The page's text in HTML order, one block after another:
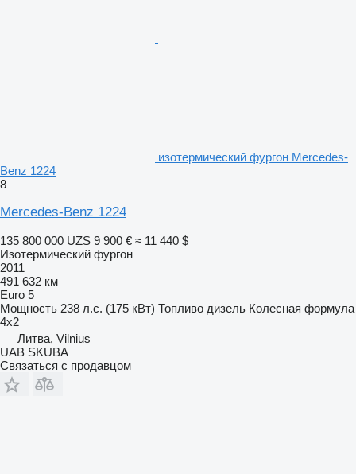
изотермический фургон Mercedes-
Benz 1224
8
Mercedes-Benz 1224
135 800 000 UZS 9 900 € ≈ 11 440 $
Изотермический фургон
2011
491 632 км
Euro 5
Мощность 238 л.с. (175 кВт) Топливо дизель Колесная формула
4x2
Литва, Vilnius
UAB SKUBA
Связаться с продавцом